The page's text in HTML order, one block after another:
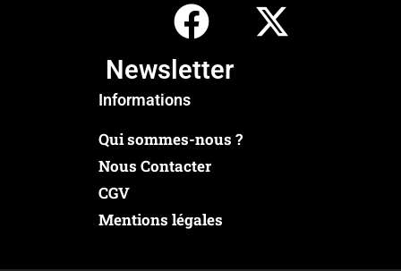
Newsletter
Informations
Qui sommes-nous ?
Nous Contacter
CGV
Mentions légales